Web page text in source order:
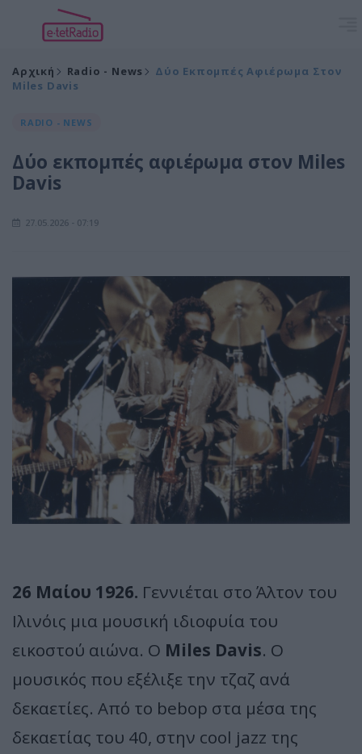
Αρχική Radio - News
Δύο Εκπομπές Αφιέρωμα Στον
Miles Davis
RADIO - NEWS
Δύο εκπομπές αφιέρωμα στον Miles
Davis
27.05.2026 - 07:19
26 Μαίου 1926. Γεννιέται στο Άλτον του
Ιλινόις μια μουσική ιδιοφυία του
εικοστού αιώνα. Ο Miles Davis. Ο
μουσικός που εξέλιξε την τζαζ ανά
δεκαετίες. Από το bebop στα μέσα της
δεκαετίας του 40, στην cool jazz της